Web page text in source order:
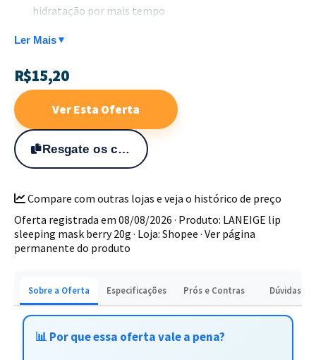
hidratação por mais tempo
Enriquecida com Berry Fruit Complex, rico em
Textura em bálsamo de rápida absorção e acabamento
Embalagem de 20g com excelente rendimento para uso
Ideal para quem busca um cuidado labial completo e prático
transforme a textura dos seus lábios.
Ler Mais ▼
R$15,20
Ver Esta Oferta
Resgate os cupons na Aba Cupons do app
Compare com outras lojas e veja o histórico de preço
Oferta registrada em 08/08/2026 · Produto: LANEIGE lip
sleeping mask berry 20g · Loja: Shopee · Ver página
permanente do produto
Sobre a Oferta Especificações Prós e Contras Dúvidas
📊 Por que essa oferta vale a pena?